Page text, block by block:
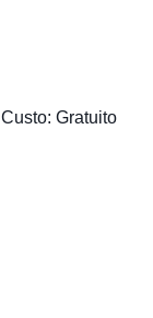
Gratuito